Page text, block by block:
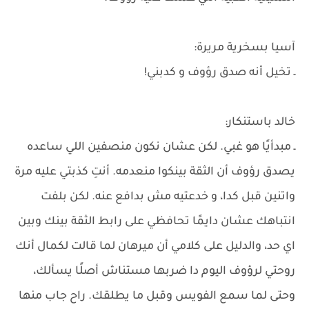
آسيا بسخرية مريرة:
ـ تخيل أنه صدق رؤوف و كدبني!
خالد باستنكار:
ـ مبدأيًا هو غبي. لكن عشان نكون منصفين اللي ساعده
يصدق رؤوف أن الثقة بينكوا منعدمه. أنتِ كذبتي عليه مرة
واتنين قبل كدا، و خدعتيه مش بدافع عنه. لكن بلفت
انتباهك عشان دايمًا تحافظي على رابط الثقة بينك وبين
اي حد، والدليل على كلامي أن ميرهان لما قالت لكمال أنك
روحتي لرؤوف اليوم دا ضربها مستناش أصلًا يسألك،
وحتى لما سمع الفويس وقبل ما يطلقك. راح جاب منها